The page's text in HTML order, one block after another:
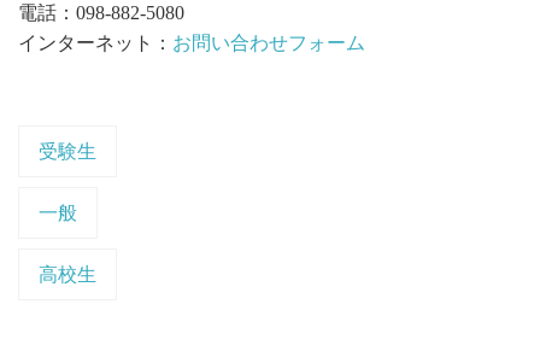
電話：098-882-5080
インターネット： お問い合わせフォーム
受験生
一般
高校生